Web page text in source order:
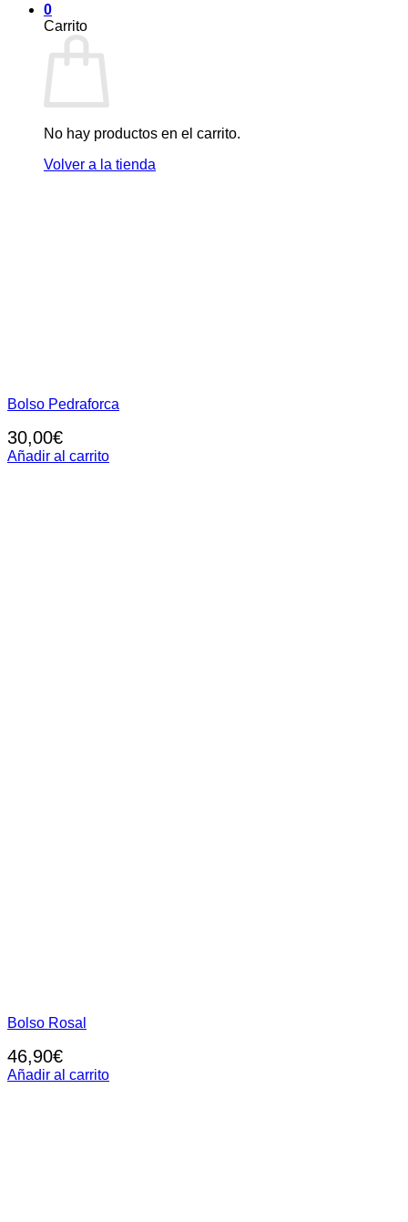
0
Carrito
No hay productos en el carrito.
Volver a la tienda
Bolso Pedraforca
30,00€
Añadir al carrito
Bolso Rosal
46,90€
Añadir al carrito